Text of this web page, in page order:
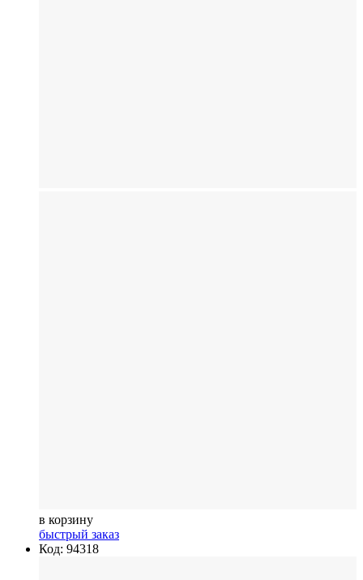
в корзину
быстрый заказ
Код: 94318